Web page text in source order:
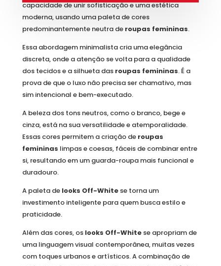
capacidade de unir sofisticação e uma estética
moderna, usando uma paleta de cores
predominantemente neutra de roupas femininas.
Essa abordagem minimalista cria uma elegância
discreta, onde a atenção se volta para a qualidade
dos tecidos e a silhueta das roupas femininas. É a
prova de que o luxo não precisa ser chamativo, mas
sim intencional e bem-executado.
A beleza dos tons neutros, como o branco, bege e
cinza, está na sua versatilidade e atemporalidade.
Essas cores permitem a criação de roupas
femininas limpas e coesas, fáceis de combinar entre
si, resultando em um guarda-roupa mais funcional e
duradouro.
A paleta de looks Off-Whitese torna um
investimento inteligente para quem busca estilo e
praticidade.
Além das cores, os looks Off-Whitese apropriam de
uma linguagem visual contemporânea, muitas vezes
com toques urbanos e artísticos. A combinação de